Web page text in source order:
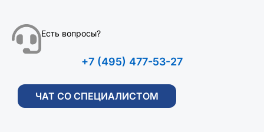
Есть вопросы?
+7 (495) 477-53-27
ЧАТ СО СПЕЦИАЛИСТОМ